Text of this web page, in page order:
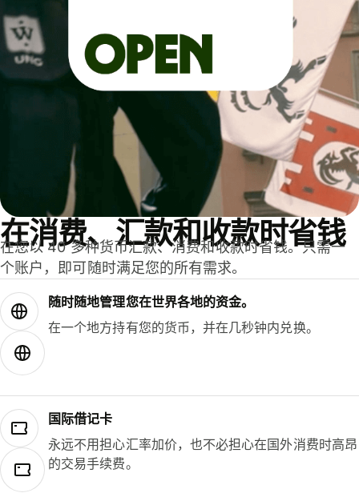
在消费、汇款和收款时省钱
在您以 40 多种货币汇款、消费和收款时省钱。只需一
个账户，即可随时满足您的所有需求。
随时随地管理您在世界各地的资金。
在一个地方持有您的货币，并在几秒钟内兑换。
国际借记卡
永远不用担心汇率加价，也不必担心在国外消费时高昂
的交易手续费。